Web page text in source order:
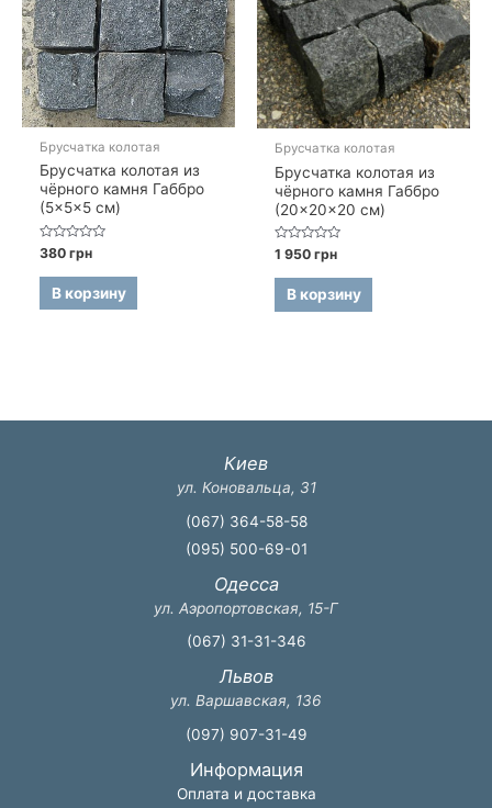
Брусчатка колотая
Брусчатка колотая из
чёрного камня Габбро
(5×5×5 см)
Оценка
0
из
380грн
В корзину
Брусчатка колотая
Брусчатка колотая из
чёрного камня Габбро
(20×20×20 см)
Оценка
0
из
1 950грн
В корзину
Киев
ул. Коновальца, 31
(067) 364-58-58
(095) 500-69-01
Одесса
ул. Аэропортовская, 15-Г
(067) 31-31-346
Львов
ул. Варшавская, 136
(097) 907-31-49
Информация
Оплата и доставка